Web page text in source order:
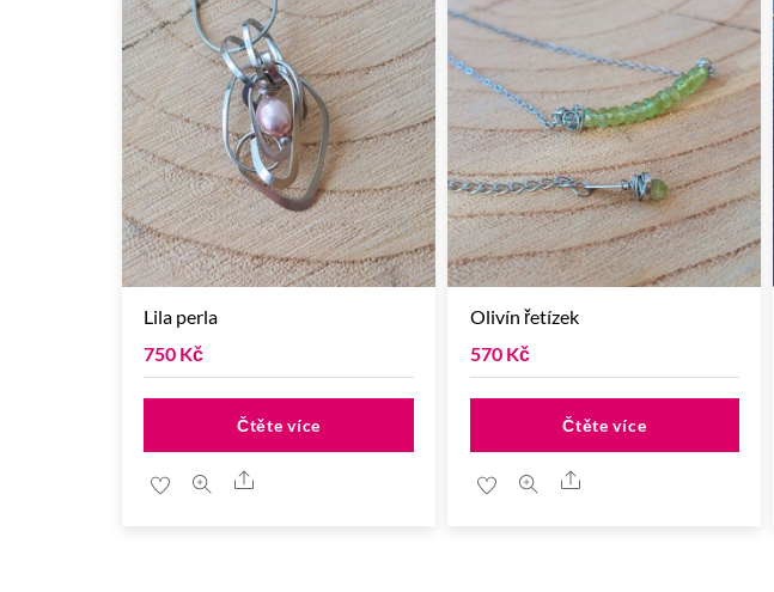
Lila perla
750 Kč
Čtěte více
Share
Olivín řetízek
570 Kč
Čtěte více
Share